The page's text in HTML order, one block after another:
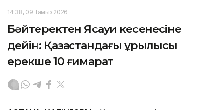
14:38, 09 Тамыз 2026
Бәйтеректен Ясауи кесенесіне
дейін: Қазақстандағы құрылысы
ерекше 10 ғимарат